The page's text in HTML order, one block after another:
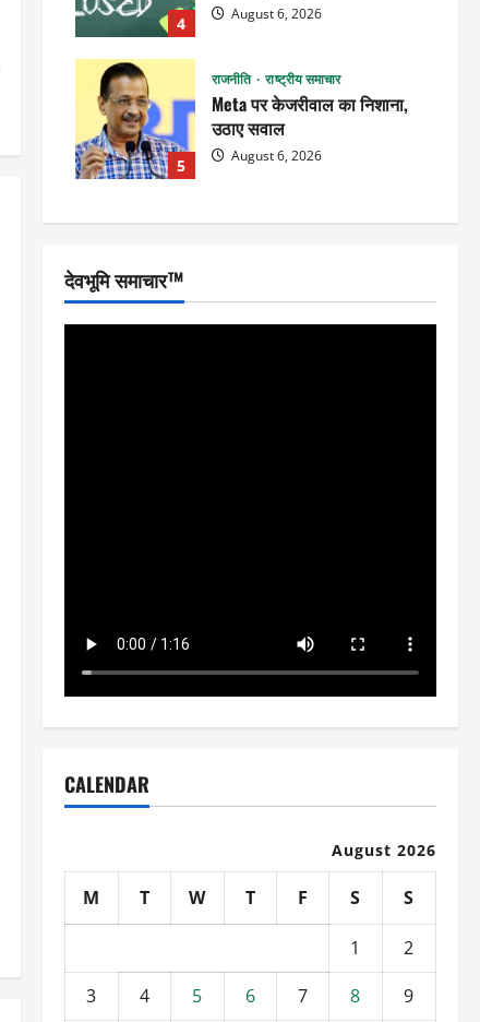
4 August 6, 2026
5
राजनीति राष्ट्रीय समाचार
Meta पर केजरीवाल का निशाना,
उठाए सवाल
August 6, 2026
देवभूमि समाचार™
CALENDAR
August 2026
M T W T F S S
1
2
3
4 5 6 7 8
9